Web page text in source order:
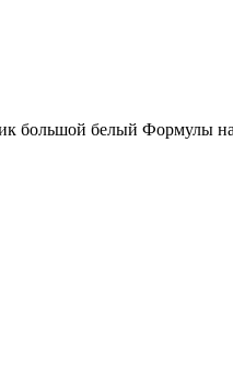
большой белый Формулы